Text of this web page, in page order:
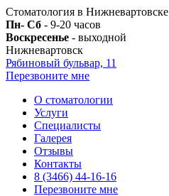
Стоматология в Нижневартовске
Пн- Сб - 9-20 часов
Воскресенье - выходной
Нижневартовск
Рябиновый бульвар, 11
Перезвоните мне
О стоматологии
Услуги
Специалисты
Галерея
Отзывы
Контакты
8 (3466) 44-16-16
Перезвоните мне